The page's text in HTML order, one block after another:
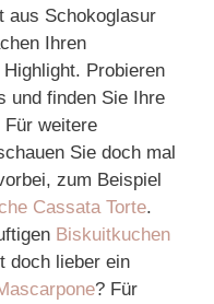
aus Schokoglasur
Ihren
Probieren
und finden Sie Ihre
Für weitere
Sie doch mal
zum Beispiel
Cassata Torte.
Biskuitkuchen
doch lieber ein
? Für